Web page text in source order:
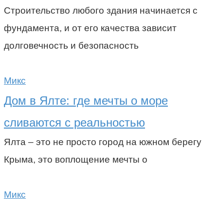
Строительство любого здания начинается с
фундамента, и от его качества зависит
долговечность и безопасность
Микс
Дом в Ялте: где мечты о море
сливаются с реальностью
Ялта – это не просто город на южном берегу
Крыма, это воплощение мечты о
Микс